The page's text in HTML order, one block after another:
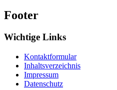
Footer
Wichtige Links
Kontaktformular
Inhaltsverzeichnis
Impressum
Datenschutz